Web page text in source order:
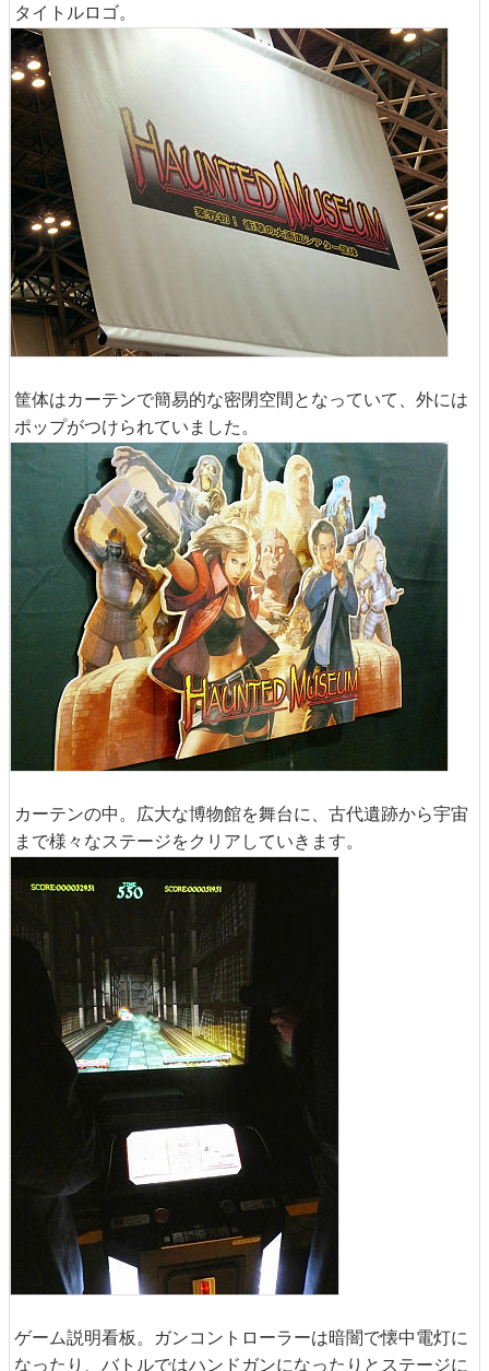
タイトルロゴ。
筐体はカーテンで簡易的な密閉空間となっていて、外には
ポップがつけられていました。
カーテンの中。広大な博物館を舞台に、古代遺跡から宇宙
まで様々なステージをクリアしていきます。
ゲーム説明看板。ガンコントローラーは暗闇で懐中電灯に
なったり、バトルではハンドガンになったりとステージに